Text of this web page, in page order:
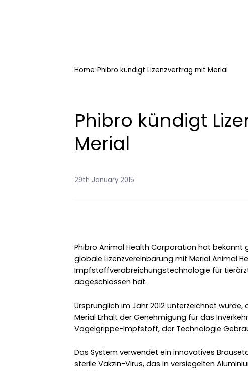
Home Phibro kündigt Lizenzvertrag mit Merial
Phibro kündigt
Merial
29th January 2015
Phibro Animal Health Corporation hat bekannt
globale Lizenzvereinbarung mit Merial Animal
Impfstoffverabreichungstechnologie für
abgeschlossen hat.
Ursprünglich im Jahr 2012 unterzeichnet
Merial Erhalt der Genehmigung für das
Vogelgrippe-Impfstoff, der Technologie
Das System verwendet ein innovatives
sterile Vakzin-Virus, das in versiegelten